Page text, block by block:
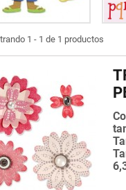
1 - 1 de 1 productos